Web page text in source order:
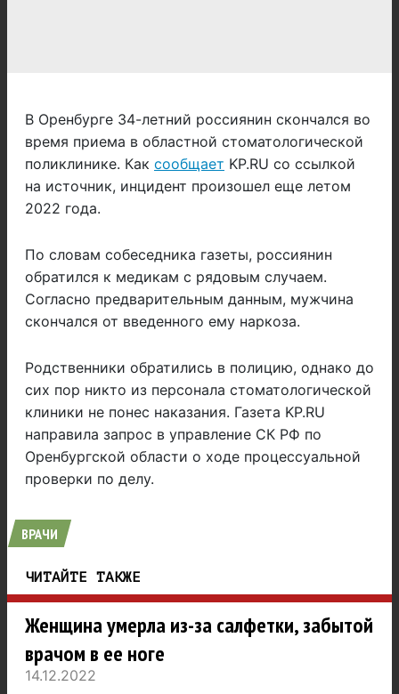
В Оренбурге 34-летний россиянин скончался во
время приема в областной стоматологической
поликлинике. Как сообщает KP.RU со ссылкой
на источник, инцидент произошел еще летом
2022 года.
По словам собеседника газеты, россиянин
обратился к медикам с рядовым случаем.
Согласно предварительным данным, мужчина
скончался от введенного ему наркоза.
Родственники обратились в полицию, однако до
сих пор никто из персонала стоматологической
клиники не понес наказания. Газета KP.RU
направила запрос в управление СК РФ по
Оренбургской области о ходе процессуальной
проверки по делу.
ВРАЧИ
ЧИТАЙТЕ ТАКЖЕ
Женщина умерла из-за салфетки, забытой
врачом в ее ноге
14.12.2022